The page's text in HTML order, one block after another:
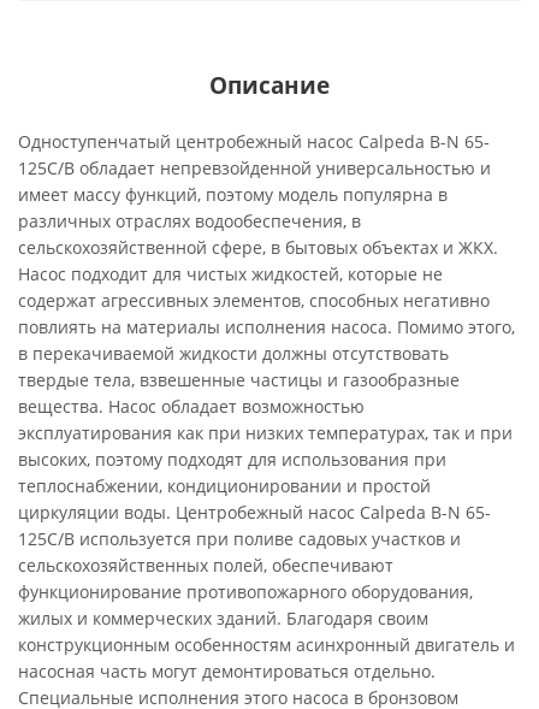
Описание
Одноступенчатый центробежный насос Calpeda B-N 65-
125C/B обладает непревзойденной универсальностью и
имеет массу функций, поэтому модель популярна в
различных отраслях водообеспечения, в
сельскохозяйственной сфере, в бытовых объектах и ЖКХ.
Насос подходит для чистых жидкостей, которые не
содержат агрессивных элементов, способных негативно
повлиять на материалы исполнения насоса. Помимо этого,
в перекачиваемой жидкости должны отсутствовать
твердые тела, взвешенные частицы и газообразные
вещества. Насос обладает возможностью
эксплуатирования как при низких температурах, так и при
высоких, поэтому подходят для использования при
теплоснабжении, кондиционировании и простой
циркуляции воды. Центробежный насос Calpeda B-N 65-
125C/B используется при поливе садовых участков и
сельскохозяйственных полей, обеспечивают
функционирование противопожарного оборудования,
жилых и коммерческих зданий. Благодаря своим
конструкционным особенностям асинхронный двигатель и
насосная часть могут демонтироваться отдельно.
Специальные исполнения этого насоса в бронзовом